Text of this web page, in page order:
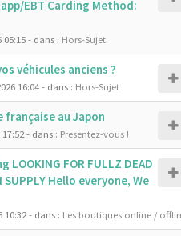
EBT Carding Method:
05:15- dans : Hors-Sujet
véhicules anciens ?
16:04- dans : Hors-Sujet
française au Japon
- dans : Presentez-vous !
LOOKING FOR FULLZ DEAD
SUPPLY Hello everyone, We
10:32- dans : Les boutiques online /